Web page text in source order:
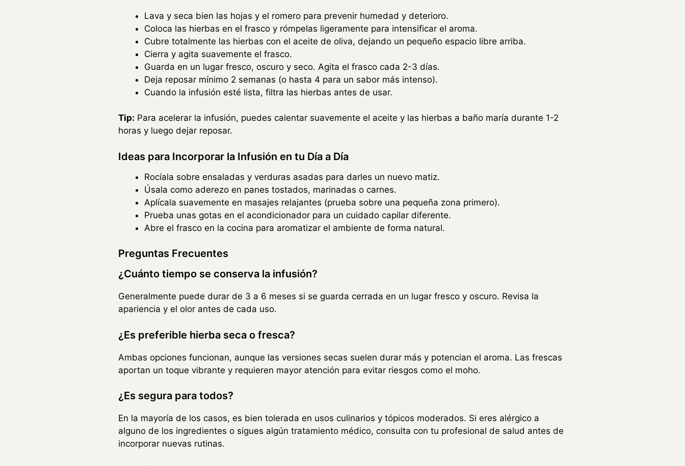
Lava y seca bien las hojas y el romero para prevenir humedad y deterioro.
Coloca las hierbas en el frasco y rómpelas ligeramente para intensificar el aroma.
Cubre totalmente las hierbas con el aceite de oliva, dejando un pequeño espacio libre arriba.
Cierra y agita suavemente el frasco.
Guarda en un lugar fresco, oscuro y seco. Agita el frasco cada 2-3 días.
Deja reposar mínimo 2 semanas (o hasta 4 para un sabor más intenso).
Cuando la infusión esté lista, filtra las hierbas antes de usar.
Tip: Para acelerar la infusión, puedes calentar suavemente el aceite y las hierbas a baño maría durante 1-2
horas y luego dejar reposar.
Ideas para Incorporar la Infusión en tu Día a Día
Rocíala sobre ensaladas y verduras asadas para darles un nuevo matiz.
Úsala como aderezo en panes tostados, marinadas o carnes.
Aplícala suavemente en masajes relajantes (prueba sobre una pequeña zona primero).
Prueba unas gotas en el acondicionador para un cuidado capilar diferente.
Abre el frasco en la cocina para aromatizar el ambiente de forma natural.
Preguntas Frecuentes
¿Cuánto tiempo se conserva la infusión?
Generalmente puede durar de 3 a 6 meses si se guarda cerrada en un lugar fresco y oscuro. Revisa la
apariencia y el olor antes de cada uso.
¿Es preferible hierba seca o fresca?
Ambas opciones funcionan, aunque las versiones secas suelen durar más y potencian el aroma. Las frescas
aportan un toque vibrante y requieren mayor atención para evitar riesgos como el moho.
¿Es segura para todos?
En la mayoría de los casos, es bien tolerada en usos culinarios y tópicos moderados. Si eres alérgico a
alguno de los ingredientes o sigues algún tratamiento médico, consulta con tu profesional de salud antes de
incorporar nuevas rutinas.